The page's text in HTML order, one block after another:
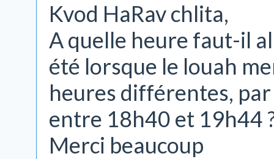
Kvod HaRav chlita,
A quelle heure faut-il
été lorsque le louah
heures différentes, par
entre 18h40 et 19h44
Merci beaucoup